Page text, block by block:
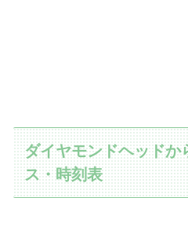
ダイヤモンドヘッドか
ス・時刻表